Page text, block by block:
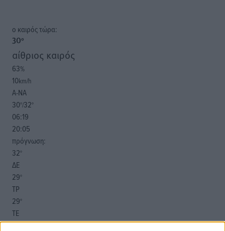
o καιρός τώρα:
30°
αίθριος καιρός
63%
10km/h
Α-ΝΑ
30°/32°
06:19
20:05
πρόγνωση:
32°
ΔΕ
29°
ΤΡ
29°
ΤΕ
29°